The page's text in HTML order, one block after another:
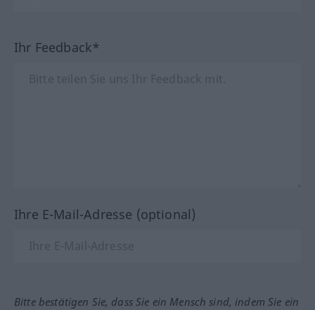
Ihr Feedback*
Ihre E-Mail-Adresse (optional)
Bitte bestätigen Sie, dass Sie ein Mensch sind, indem Sie ein